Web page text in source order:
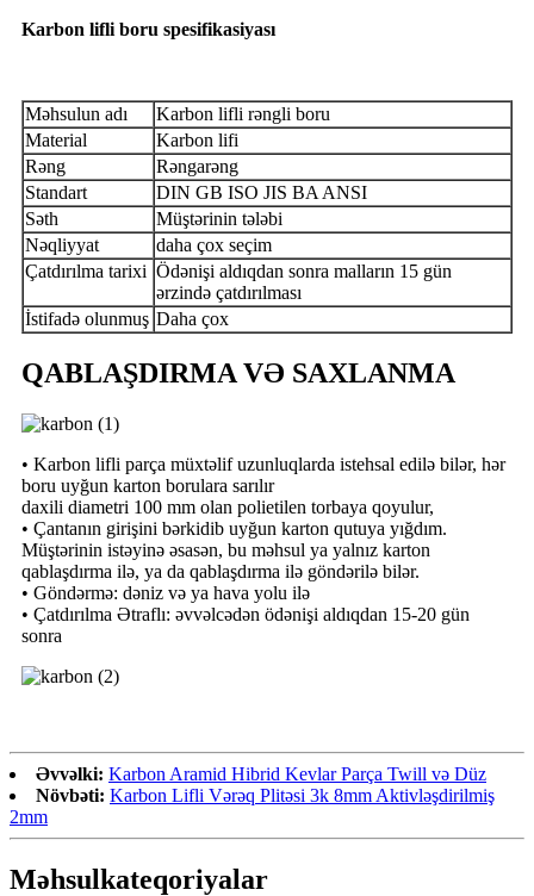
Karbon lifli boru spesifikasiyası
Məhsulun adı
Karbon lifli rəngli boru
Material
Karbon lifi
Rəng
Rəngarəng
Standart
DIN GB ISO JIS BA ANSI
Səth
Müştərinin tələbi
Nəqliyyat
daha çox seçim
Çatdırılma tarixi Ödənişi aldıqdan sonra malların 15 gün
ərzində çatdırılması
İstifadə olunmuş Daha çox
QABLAŞDIRMA VƏ SAXLANMA
• Karbon lifli parça müxtəlif uzunluqlarda istehsal edilə bilər, hər
boru uyğun karton borulara sarılır
daxili diametri 100 mm olan polietilen torbaya qoyulur,
• Çantanın girişini bərkidib uyğun karton qutuya yığdım.
Müştərinin istəyinə əsasən, bu məhsul ya yalnız karton
qablaşdırma ilə, ya da qablaşdırma ilə göndərilə bilər.
• Göndərmə: dəniz və ya hava yolu ilə
• Çatdırılma Ətraflı: əvvəlcədən ödənişi aldıqdan 15-20 gün
sonra
Əvvəlki: Karbon Aramid Hibrid Kevlar Parça Twill və Düz
Növbəti: Karbon Lifli Vərəq Plitəsi 3k 8mm Aktivləşdirilmiş
2mm
Məhsulkateqoriyalar